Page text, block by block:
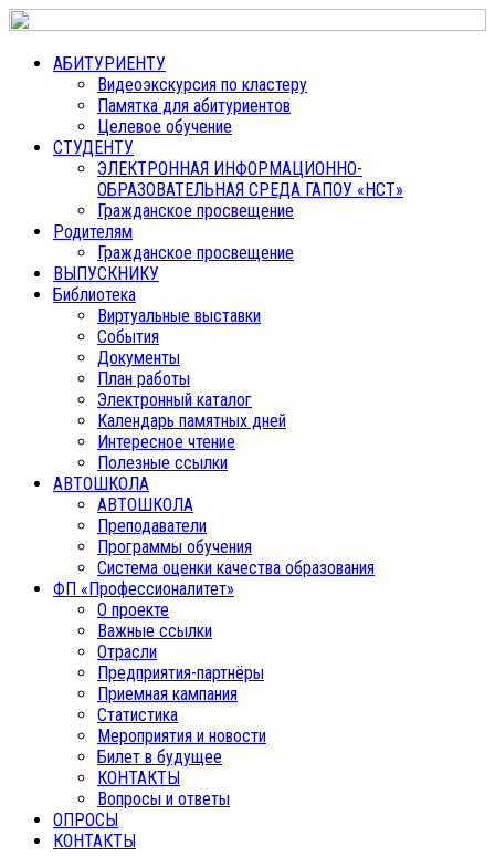
АБИТУРИЕНТУ
Видеоэкскурсия по кластеру
Памятка для абитуриентов
Целевое обучение
СТУДЕНТУ
ЭЛЕКТРОННАЯ ИНФОРМАЦИОННО-
ОБРАЗОВАТЕЛЬНАЯ СРЕДА ГАПОУ «НСТ»
Гражданское просвещение
Родителям
Гражданское просвещение
ВЫПУСКНИКУ
Библиотека
Виртуальные выставки
События
Документы
План работы
Электронный каталог
Календарь памятных дней
Интересное чтение
Полезные ссылки
АВТОШКОЛА
АВТОШКОЛА
Преподаватели
Программы обучения
Система оценки качества образования
ФП «Профессионалитет»
О проекте
Важные ссылки
Отрасли
Предприятия-партнёры
Приемная кампания
Статистика
Мероприятия и новости
Билет в будущее
КОНТАКТЫ
Вопросы и ответы
ОПРОСЫ
КОНТАКТЫ